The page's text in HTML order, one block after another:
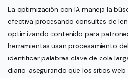
La optimización con IA maneja la
efectiva procesando consultas de
optimizando contenido para
herramientas usan procesamiento
identificar palabras clave de cola
diario, asegurando que los sitios web